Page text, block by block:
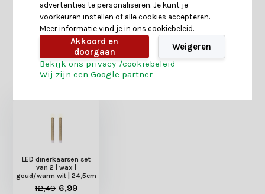
Heb je nog interesse in deze recent bekeken
producten?
LED dinerkaarsen set
van 2 | wax |
goud/warm wit | 24,5cm
12,49 6,99
advertenties te personaliseren. Je kunt je
voorkeuren instellen of alle cookies accepteren.
Meer informatie vind je in ons cookiebeleid.
Akkoord en
doorgaan
Weigeren
Bekijk ons privacy-/cookiebeleid
Wij zijn een Google partner